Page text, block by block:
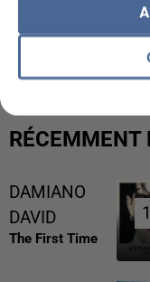
L’UN DES
MAFIA
RÉCEMMENT
DAMIANO
DAVID
The First Time